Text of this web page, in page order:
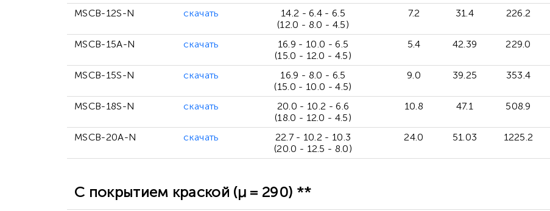
MSCB-12S-N скачать
14.2 - 6.4 - 6.5
(12.0 - 8.0 - 4.5)
7.2 31.4 226.2
MSCB-15A-N скачать
16.9 - 10.0 - 6.5
(15.0 - 12.0 - 4.5)
5.4 42.39 229.0
MSCB-15S-N скачать
16.9 - 8.0 - 6.5
(15.0 - 10.0 - 4.5)
9.0 39.25 353.4
MSCB-18S-N скачать
20.0 - 10.2 - 6.6
(18.0 - 12.0 - 4.5)
10.8 47.1 508.9
MSCB-20A-N скачать
22.7 - 10.2 - 10.3
(20.0 - 12.5 - 8.0)
24.0 51.03 1225.2
С покрытием краской (μ = 290) **